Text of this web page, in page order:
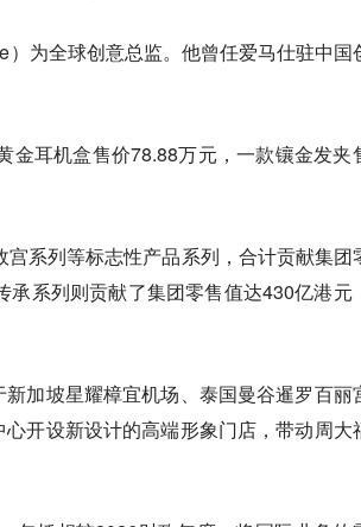
为全球创意总监。他曾任爱马仕驻中国
金耳机盒售价78.88万元，一款镶金发夹
系列等标志性产品系列，合计贡献集团
系列则贡献了集团零售值达430亿港元
加坡星耀樟宜机场、泰国曼谷暹罗百丽
开设新设计的高端形象门店，带动周大